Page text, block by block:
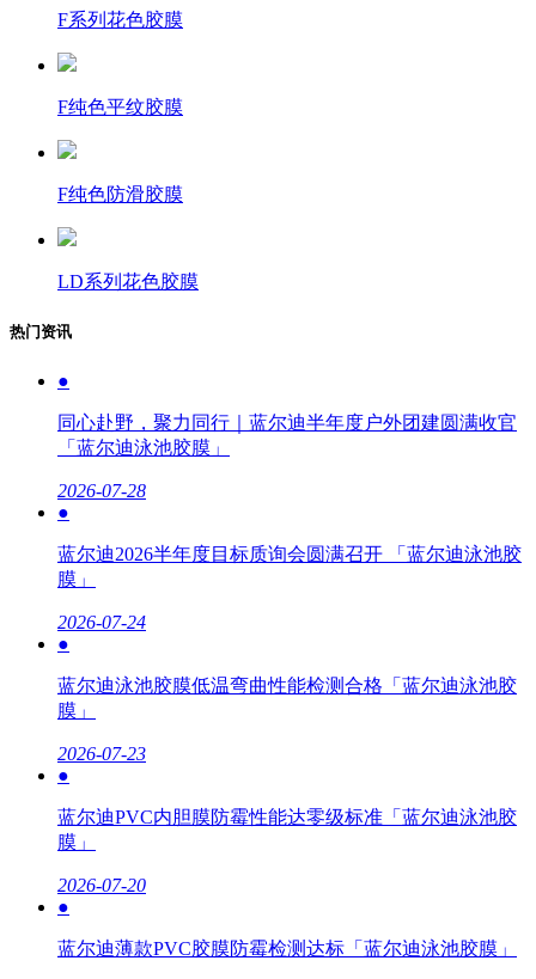
F系列花色胶膜
F纯色平纹胶膜
F纯色防滑胶膜
LD系列花色胶膜
热门资讯
●
同心赴野，聚力同行｜蓝尔迪半年度户外团建圆满收官
「蓝尔迪泳池胶膜」
2026-07-28
●
蓝尔迪2026半年度目标质询会圆满召开 「蓝尔迪泳池胶
膜」
2026-07-24
●
蓝尔迪泳池胶膜低温弯曲性能检测合格「蓝尔迪泳池胶
膜」
2026-07-23
●
蓝尔迪PVC内胆膜防霉性能达零级标准「蓝尔迪泳池胶
膜」
2026-07-20
●
蓝尔迪薄款PVC胶膜防霉检测达标「蓝尔迪泳池胶膜」